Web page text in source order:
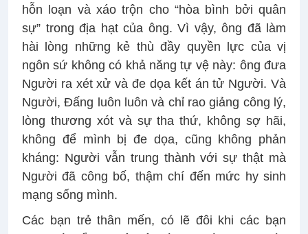
hỗn loạn và xáo trộn cho “hòa bình bởi quân
sự” trong địa hạt của ông. Vì vậy, ông đã làm
hài lòng những kẻ thù đầy quyền lực của vị
ngôn sứ không có khả năng tự vệ này: ông đưa
Người ra xét xử và đe dọa kết án tử Người. Và
Người, Đấng luôn luôn và chỉ rao giảng công lý,
lòng thương xót và sự tha thứ, không sợ hãi,
không để mình bị đe dọa, cũng không phản
kháng: Người vẫn trung thành với sự thật mà
Người đã công bố, thậm chí đến mức hy sinh
mạng sống mình.
Các bạn trẻ thân mến, có lẽ đôi khi các bạn